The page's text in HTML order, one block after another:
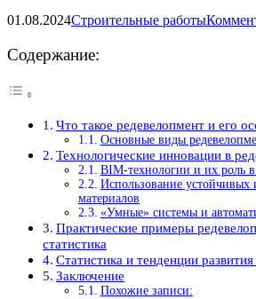
01.08.2024Строительные работы
Содержание:
Что такое редевелопмент и его
Основные виды
Технологические инновации в
BIM-технологии и их роль в
Использование
материалов
«Умные» системы и
Практические примеры
статистика
Статистика и тенденции
Заключение
Похожие записи: